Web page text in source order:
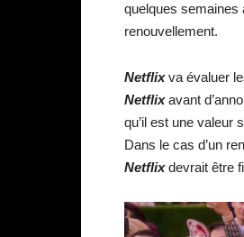
quelques semaines
renouvellement.
Netflixva évaluer
Netflixavant
qu’il est une valeur
Dans le cas d’un
Netflixdevrait être